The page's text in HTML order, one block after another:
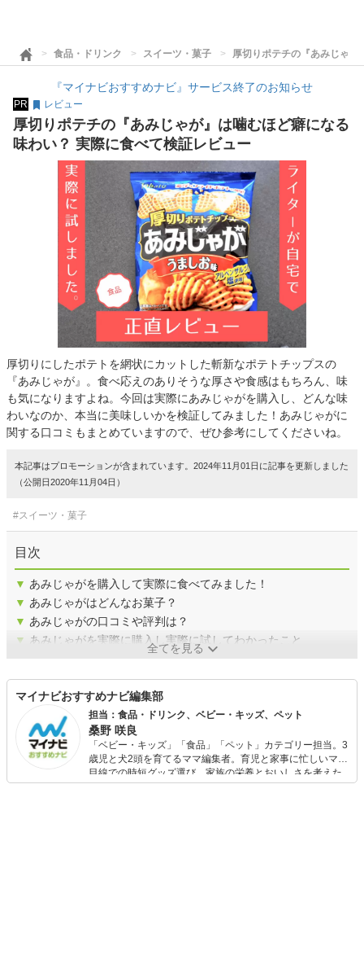
食品・ドリンク スイーツ・菓子 厚切りポテチの『あみじゃ
『マイナビおすすめナビ』サービス終了のお知らせ
PR レビュー
厚切りポテチの『あみじゃが』は噛むほど癖になる
味わい？ 実際に食べて検証レビュー
厚切りにしたポテトを網状にカットした斬新なポテトチップスの
『あみじゃが』。食べ応えのありそうな厚さや食感はもちろん、味
も気になりますよね。今回は実際にあみじゃがを購入し、どんな味
わいなのか、本当に美味しいかを検証してみました！あみじゃがに
関する口コミもまとめていますので、ぜひ参考にしてくださいね。
本記事はプロモーションが含まれています。2024年11月01日に記事を更新しました
（公開日2020年11月04日）
#スイーツ・菓子
目次
▼ あみじゃがを購入して実際に食べてみました！
▼ あみじゃがはどんなお菓子？
▼ あみじゃがの口コミや評判は？
▼ あみじゃがを実際に購入し実際に試してわかったこと
全てを見る
マイナビおすすめナビ編集部
担当：食品・ドリンク、ベビー・キッズ、ペット
桑野 咲良
「ベビー・キッズ」「食品」「ペット」カテゴリー担当。3
歳児と犬2頭を育てるママ編集者。育児と家事に忙しいママ
目線での時短グッズ選び、家族の栄養とおいしさを考えた
食品選び、束の間のリラックスタイムを楽しむためのスイ